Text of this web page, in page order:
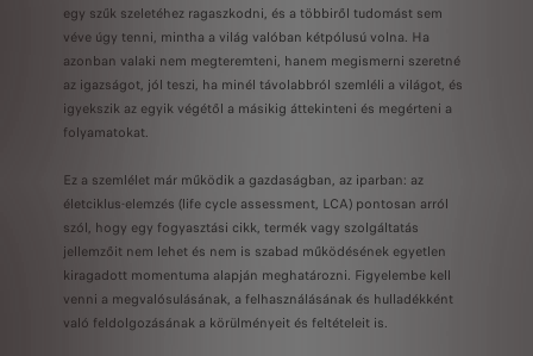
egy szűk szeletéhez ragaszkodni, és a többiről tudomást sem
véve úgy tenni, mintha a világ valóban kétpólusú volna. Ha
azonban valaki nem megteremteni, hanem megismerni szeretné
az igazságot, jól teszi, ha minél távolabbról szemléli a világot, és
igyekszik az egyik végétől a másikig áttekinteni és megérteni a
folyamatokat.
Ez a szemlélet már működik a gazdaságban, az iparban: az
életciklus-elemzés (life cycle assessment, LCA) pontosan arról
szól, hogy egy fogyasztási cikk, termék vagy szolgáltatás
jellemzőit nem lehet és nem is szabad működésének egyetlen
kiragadott momentuma alapján meghatározni. Figyelembe kell
venni a megvalósulásának, a felhasználásának és hulladékként
való feldolgozásának a körülményeit és feltételeit is.